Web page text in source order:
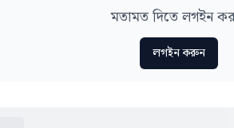
মতামত দিতে লগইন
লগইন করুন